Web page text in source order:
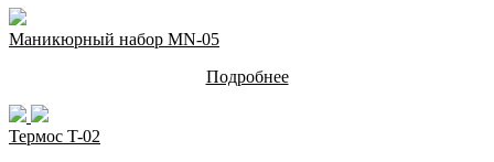
Маникюрный набор MN-05
Подробнее
Термос T-02